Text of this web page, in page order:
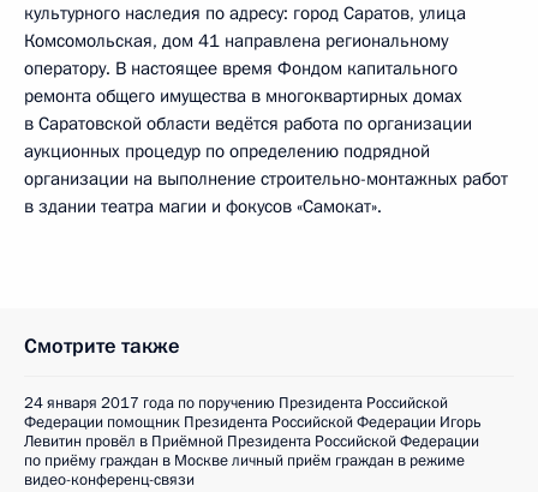
культурного наследия по адресу: город Саратов, улица
Комсомольская, дом 41 направлена региональному
оператору. В настоящее время Фондом капитального
ремонта общего имущества в многоквартирных домах
в Саратовской области ведётся работа по организации
аукционных процедур по определению подрядной
организации на выполнение строительно-монтажных работ
в здании театра магии и фокусов «Самокат».
Смотрите также
24 января 2017 года по поручению Президента Российской
Федерации помощник Президента Российской Федерации Игорь
Левитин провёл в Приёмной Президента Российской Федерации
по приёму граждан в Москве личный приём граждан в режиме
видео-конференц-связи